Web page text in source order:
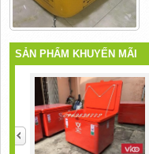
SẢN PHẨM KHUYẾN MÃI